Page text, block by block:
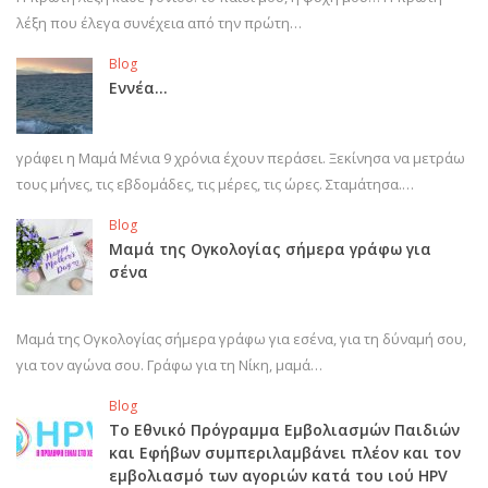
λέξη που έλεγα συνέχεια από την πρώτη…
Blog
Εννέα…
γράφει η Μαμά Μένια 9 χρόνια έχουν περάσει. Ξεκίνησα να μετράω
τους μήνες, τις εβδομάδες, τις μέρες, τις ώρες. Σταμάτησα.…
Blog
Μαμά της Ογκολογίας σήμερα γράφω για
σένα
Μαμά της Ογκολογίας σήμερα γράφω για εσένα, για τη δύναμή σου,
για τον αγώνα σου. Γράφω για τη Νίκη, μαμά…
Blog
Το Εθνικό Πρόγραμμα Εμβολιασμών Παιδιών
και Εφήβων συμπεριλαμβάνει πλέον και τον
εμβολιασμό των αγοριών κατά του ιού HPV